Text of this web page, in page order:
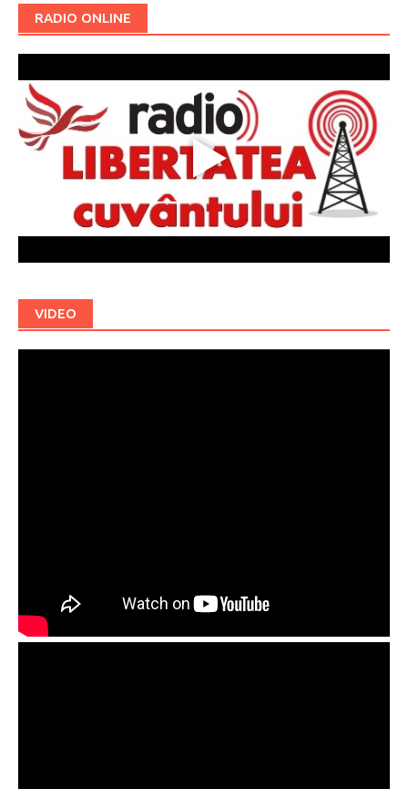
RADIO ONLINE
VIDEO